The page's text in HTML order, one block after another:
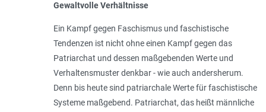
Gewaltvolle Verhältnisse
Ein Kampf gegen Faschismus und faschistische
Tendenzen ist nicht ohne einen Kampf gegen das
Patriarchat und dessen maßgebenden Werte und
Verhaltensmuster denkbar - wie auch andersherum.
Denn bis heute sind patriarchale Werte für faschistische
Systeme maßgebend. Patriarchat, das heißt männliche